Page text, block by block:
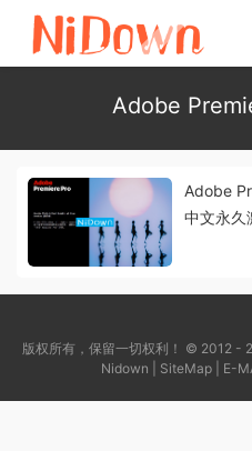
Adobe
Adobe
中文永久
版权所有，保留一切权利！ © 2012 -
Nidown
SiteMap | E-